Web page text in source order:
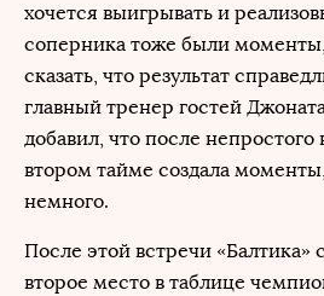
хочется выигрывать и
соперника тоже были
сказать, что результат
главный тренер гостей
добавил, что после непростого
втором тайме создала
немного.
После этой встречи «Балтика»
второе место в таблице